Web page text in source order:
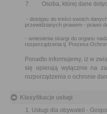
Osoba, której dane
- dostępu do treści swoich
przewidzianych prawem - prawo
- wniesienia skargi do organu
rozporządzenia tj. Prezesa
Ponadto informujemy, iż w
się opierają wyłącznie na
rozporządzenia o ochronie
Klasyfikacje usługi
Usługi dla obywateli -